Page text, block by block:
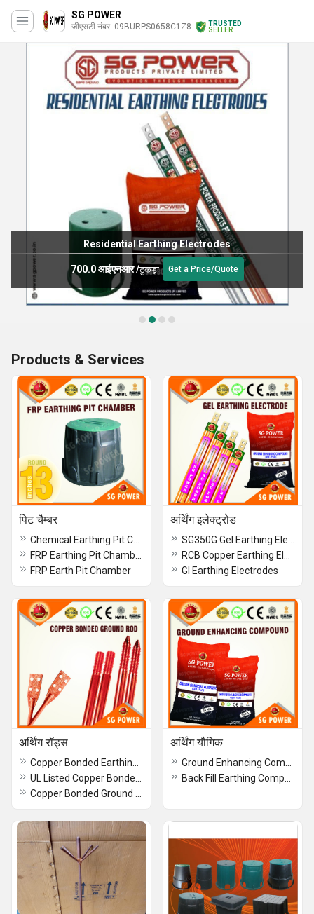
SG POWER
जीएसटी नंबर. 09BURPS0658C1Z8
TRUSTED
SELLER
Residential Earthing Electrodes
700.0 आईएनआर/टुकड़ा Get a Price/Quote
Products & Services
पिट चैम्बर
FRP Earth Pit Chamber
अर्थिंग इलेक्ट्रोड
GI Earthing Electrodes
अर्थिंग रॉड्स अर्थिंग यौगिक